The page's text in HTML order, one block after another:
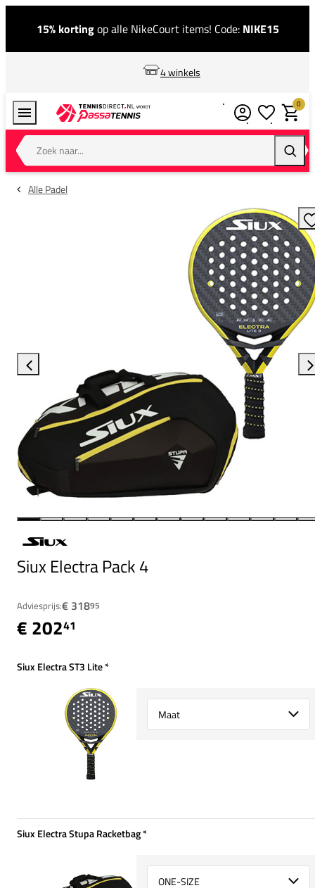
15% kortingop alle NikeCourt items! Code: NIKE15
4 winkels
Zoek naar...
0
Alle Padel
Siux Electra Pack 4
Adviesprijs:€ 31895
€ 20241
Siux Electra ST3 Lite*
Select {option} for {name}
Siux Electra Stupa Racketbag*
Select {option} for {name}